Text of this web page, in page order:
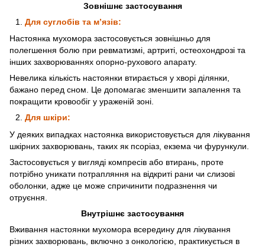
Зовнішнє застосування
Для суглобів та м’язів:
Настоянка мухомора застосовується зовнішньо для
полегшення болю при ревматизмі, артриті, остеохондрозі та
інших захворюваннях опорно-рухового апарату.
Невелика кількість настоянки втирається у хворі ділянки,
бажано перед сном. Це допомагає зменшити запалення та
покращити кровообіг у ураженій зоні.
Для шкіри:
У деяких випадках настоянка використовується для лікування
шкірних захворювань, таких як псоріаз, екзема чи фурункули.
Застосовується у вигляді компресів або втирань, проте
потрібно уникати потрапляння на відкриті рани чи слизові
оболонки, адже це може спричинити подразнення чи
отруєння.
Внутрішнє застосування
Вживання настоянки мухомора всередину для лікування
різних захворювань, включно з онкологією, практикується в